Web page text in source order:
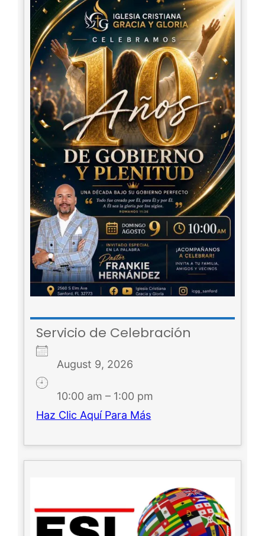
Servicio de Celebración
August 9, 2026
10:00 am – 1:00 pm
Haz Clic Aquí Para Más